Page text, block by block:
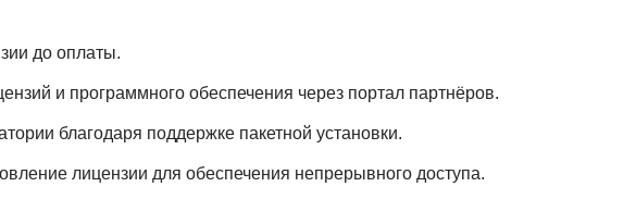
до оплаты.
и программного обеспечения через портал партнёров.
благодаря поддержке пакетной установки.
лицензии для обеспечения непрерывного доступа.